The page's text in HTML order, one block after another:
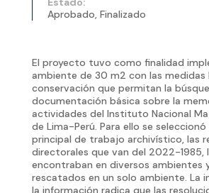
Aprobado, Finalizado
El proyecto tuvo como finalidad
ambiente de 30 m2 con las medidas
conservación que permitan la
documentación básica sobre la
actividades del Instituto Nacional
de Lima-Perú. Para ello se
principal de trabajo archivístico, las
directorales que van del 2022-1985,
encontraban en diversos ambientes
rescatados en un solo ambiente. La
la información radica que las